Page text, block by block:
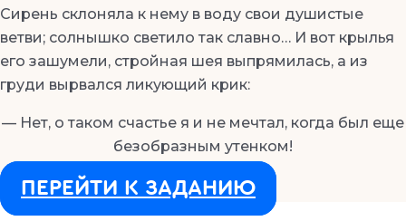
Сирень склоняла к нему в воду свои душистые
ветви; солнышко светило так славно… И вот крылья
его зашумели, стройная шея выпрямилась, а из
груди вырвался ликующий крик:
— Нет, о таком счастье я и не мечтал, когда был еще
безобразным утенком!
ПЕРЕЙТИ К ЗАДАНИЮ